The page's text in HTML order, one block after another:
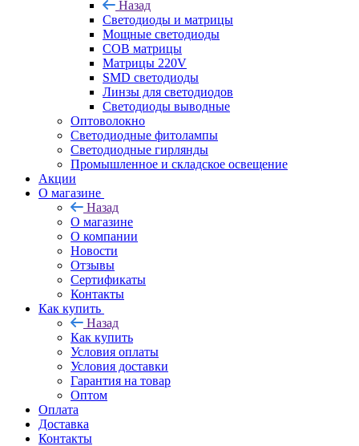
Назад
Светодиоды и матрицы
Мощные светодиоды
COB матрицы
Матрицы 220V
SMD светодиоды
Линзы для светодиодов
Светодиоды выводные
Оптоволокно
Светодиодные фитолампы
Светодиодные гирлянды
Промышленное и складское освещение
Акции
О магазине
Назад
О магазине
О компании
Новости
Отзывы
Сертификаты
Контакты
Как купить
Назад
Как купить
Условия оплаты
Условия доставки
Гарантия на товар
Оптом
Оплата
Доставка
Контакты